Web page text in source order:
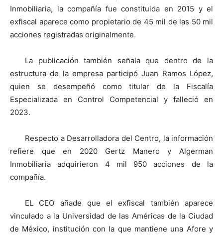
Inmobiliaria, la compañía fue constituida en 2015 y el
exfiscal aparece como propietario de 45 mil de las 50 mil
acciones registradas originalmente.
La publicación también señala que dentro de la
estructura de la empresa participó Juan Ramos López,
quien se desempeñó como titular de la Fiscalía
Especializada en Control Competencial y falleció en
2023.
Respecto a Desarrolladora del Centro, la información
refiere que en 2020 Gertz Manero y Algerman
Inmobiliaria adquirieron 4 mil 950 acciones de la
compañía.
EL CEO añade que el exfiscal también aparece
vinculado a la Universidad de las Américas de la Ciudad
de México, institución con la que mantiene una Afore y